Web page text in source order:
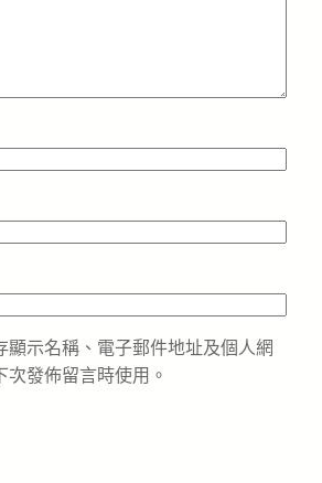
顯示名稱、電子郵件地址及個人網
次發佈留言時使用。